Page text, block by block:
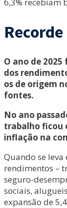
O ano de
dos
os de origem
fontes.
No ano
trabalho ficou
inflação na
Quando se
rendimentos –
seguro-
sociais,
expansão de